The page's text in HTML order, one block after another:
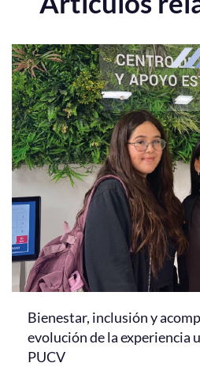
Bienestar, inclusión y
evolución de la experiencia
PUCV